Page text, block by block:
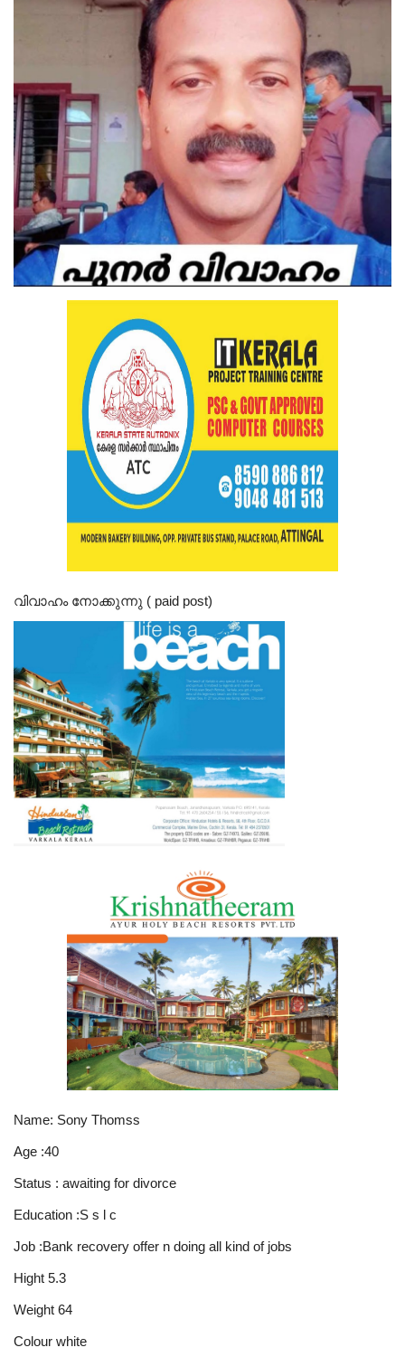
Technology
വിവാഹം നോക്കുന്നു ( paid post)
Name: Sony Thomss
Age :40
Status : awaiting for divorce
Education :S s l c
Job :Bank recovery offer n doing all kind of jobs
Hight 5.3
Weight 64
Colour white